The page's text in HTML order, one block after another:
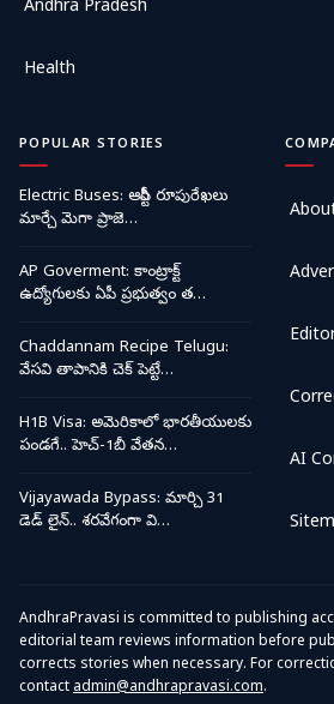
Andhra Pradesh
Health
POPULAR STORIES
Electric Buses: ఆర్టీసీ రూపురేఖలు
మార్చే మెగా ప్రాజె…
AP Goverment: కాంట్రాక్ట్
ఉద్యోగులకు ఏపీ ప్రభుత్వం త…
Chaddannam Recipe Telugu:
వేసవి తాపానికి చెక్ పెట్టే…
H1B Visa: అమెరికాలో భారతీయులకు
పండగే.. హెచ్-1బీ వేతన…
Vijayawada Bypass: మార్చి 31
డెడ్ లైన్.. శరవేగంగా వి…
AI
AndhraPravasi is committed to publishing
editorial team reviews information before
corrects stories when necessary. For
contactadmin@andhrapravasi.com.